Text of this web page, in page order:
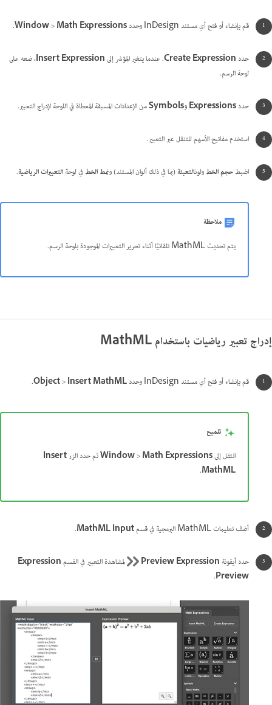
قم بإنشاء أو فتح أي مستند InDesign وحدد Window>Math Expressions
.
حددCreate Expression. عندما يتغير المؤشر إلىInsert Expression، ضعه على
لوحة الرسم.
حددExpressionsوSymbolsمن الإعدادات المسبقة المعطاة في اللوحة لإدراج التعبير.
استخدم مفاتيح الأسهم للتنقل عبر التعبير.
اضبطحجم الخطولونالتعبئة(بما في ذلك ألوان المستند) ونمط الخطفي لوحةالتعبيرات الرياضية.
ملاحظة
يتم تحديث MathML تلقائيًا أثناء تحرير التعبيرات الموجودة بلوحة الرسم.
إدراج تعبير رياضيات باستخدام MathML
قم بإنشاء أو فتح أي مستند InDesign وحدد Object>Insert MathML
.
تلميح
انتقل إلى
Window>Math Expressions ثم حدد الزرInsert
MathML
.
أضف تعليمات MathML البرمجية في قسم MathML Input
.
حدد أيقونةPreview Expression لمشاهدة التعبير في القسمExpression
Preview
.